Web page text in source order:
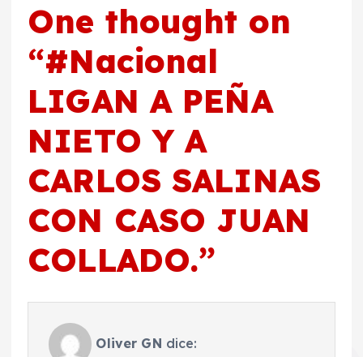
One thought on
“#Nacional
LIGAN A PEÑA
NIETO Y A
CARLOS SALINAS
CON CASO JUAN
COLLADO.”
Oliver GN dice: